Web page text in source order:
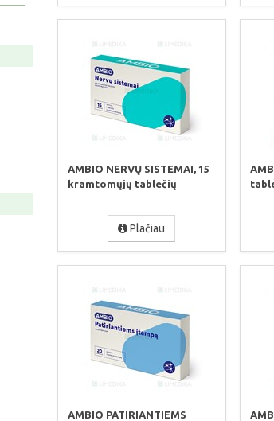
AMBIO NERVŲ SISTEMAI, 15
kramtomųjų tablečių
Plačiau
AMBIO PATIRIANTIEMS